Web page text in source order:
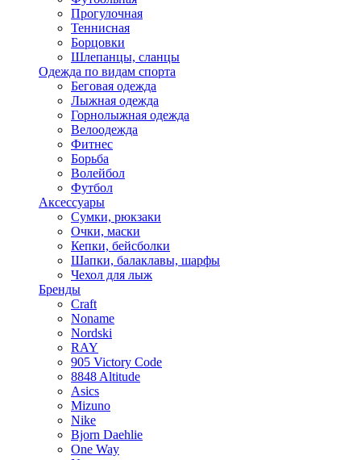
Прогулочная
Теннисная
Борцовки
Шлепанцы, сланцы
Одежда по видам спорта
Беговая одежда
Лыжная одежда
Горнолыжная одежда
Велоодежда
Фитнес
Борьба
Волейбол
Футбол
Аксессуары
Сумки, рюкзаки
Очки, маски
Кепки, бейсболки
Шапки, балаклавы, шарфы
Чехол для лыж
Бренды
Craft
Noname
Nordski
RAY
905 Victory Code
8848 Altitude
Asics
Mizuno
Nike
Bjorn Daehlie
One Way